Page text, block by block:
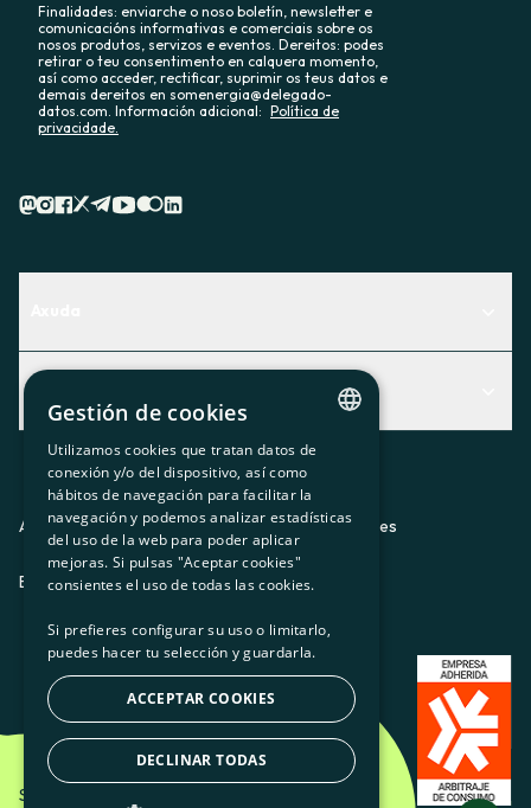
Finalidades: enviarche o noso boletín, newsletter e
comunicacións informativas e comerciais sobre os
nosos produtos, servizos e eventos. Dereitos: podes
retirar o teu consentimento en calquera momento,
así como acceder, rectificar, suprimir os teus datos e
demais dereitos en somenergia@delegado-
datos.com. Información adicional: Política de
privacidade.
Descubre qué servicio te encaja mejor
Contacto
Actualidad
O recuncho da socia
Prensa
Trabaja con nosotros
Aviso legalPolítica de privacidadPolítica de cookies
ES CAGLEU
Som Energia SCCL - 2026
CATALAN
SPANISH
GL
BASQUE
Gestión de cookies
Utilizamos cookies que tratan datos de
conexión y/o del dispositivo, así como
hábitos de navegación para facilitar la
navegación y podemos analizar estadísticas
del uso de la web para poder aplicar
mejoras. Si pulsas "Aceptar cookies"
consientes el uso de todas las cookies.
Si prefieres configurar su uso o limitarlo,
puedes hacer tu selección y guardarla.
ACCEPTAR COOKIES
DECLINAR TODAS